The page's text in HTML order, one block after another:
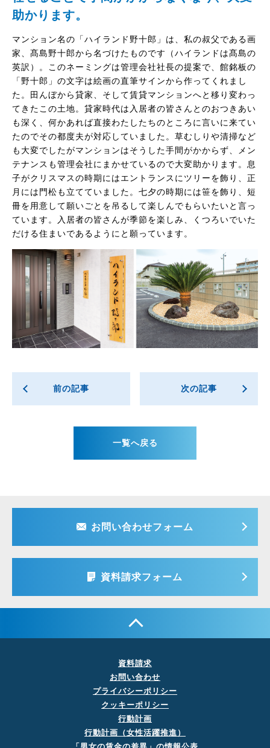
助かります。
マンション名の「ハイランド野十郎」は、私の叔父である画
家、髙島野十郎から名づけたものです（ハイランドは髙島の
英訳）。このネーミングは管理会社社長の提案で、館銘板の
「野十郎」の文字は絵画の直筆サインから作ってくれまし
た。田んぼから貸家、そして賃貸マンションへと移り変わっ
てきたこの土地。貸家時代は入居者の皆さんとのおつきあい
も深く、何かあれば直接わたしたちのところに言いに来てい
たのでその都度夫が対応していました。草むしりや清掃など
も大変でしたがマンションはそうした手間がかからず、メン
テナンスも管理会社にまかせているので大変助かります。息
子がクリスマスの時期にはエントランスにツリーを飾り、正
月には門松も立てていました。七夕の時期には笹を飾り、短
冊を用意して願いごとを吊るして楽しんでもらいたいと言っ
ています。入居者の皆さんが季節を楽しみ、くつろいでいた
だける住まいであるようにと願っています。
前の記事
一覧へ戻る
次の記事
お問い合わせフォーム
資料請求フォーム
資料請求
お問い合わせ
プライバシーポリシー
クッキーポリシー
行動計画
行動計画（女性活躍推進）